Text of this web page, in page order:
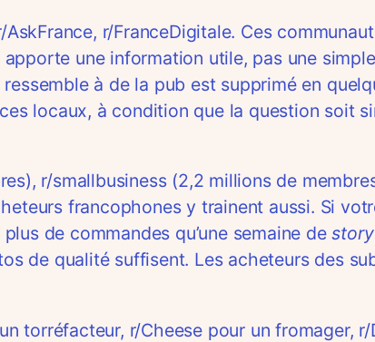
r/FranceDigitale. Ces
une information utile, pas une
à de la pub est supprimé en
locaux, à condition que la question soit
r/smallbusiness (2,2 millions de
francophones y trainent aussi. Si
de commandes qu’une semaine de
de qualité suffisent. Les acheteurs des
torréfacteur, r/Cheese pour un fromager, r/